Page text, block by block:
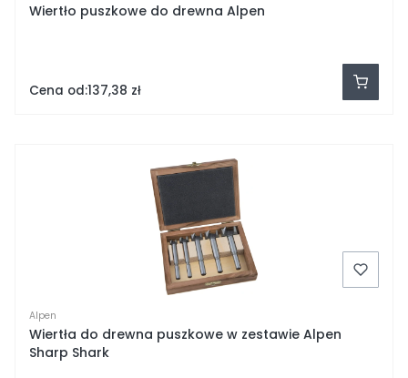
Wiertło puszkowe do drewna Alpen
Cena od:137,38 zł
Alpen
Wiertła do drewna puszkowe w zestawie Alpen
Sharp Shark